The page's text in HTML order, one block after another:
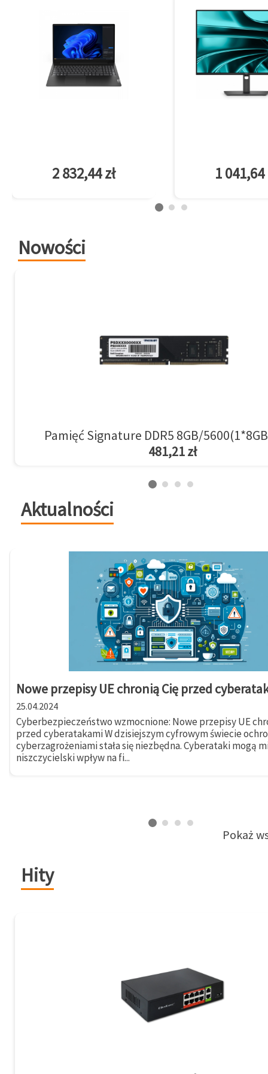
2 832,44 zł 1 041,64
Nowości
Pamięć Signature DDR5 8GB/
481,21 zł
Aktualności
Nowe przepisy UE chronią Cię przed
25.04.2024
Cyberbezpieczeństwo wzmocnione: Nowe przepisy UE
przed cyberatakami W dzisiejszym cyfrowym świecie
cyberzagrożeniami stała się niezbędna. Cyberataki mogą
niszczycielski wpływ na fi...
Pokaż
Hity